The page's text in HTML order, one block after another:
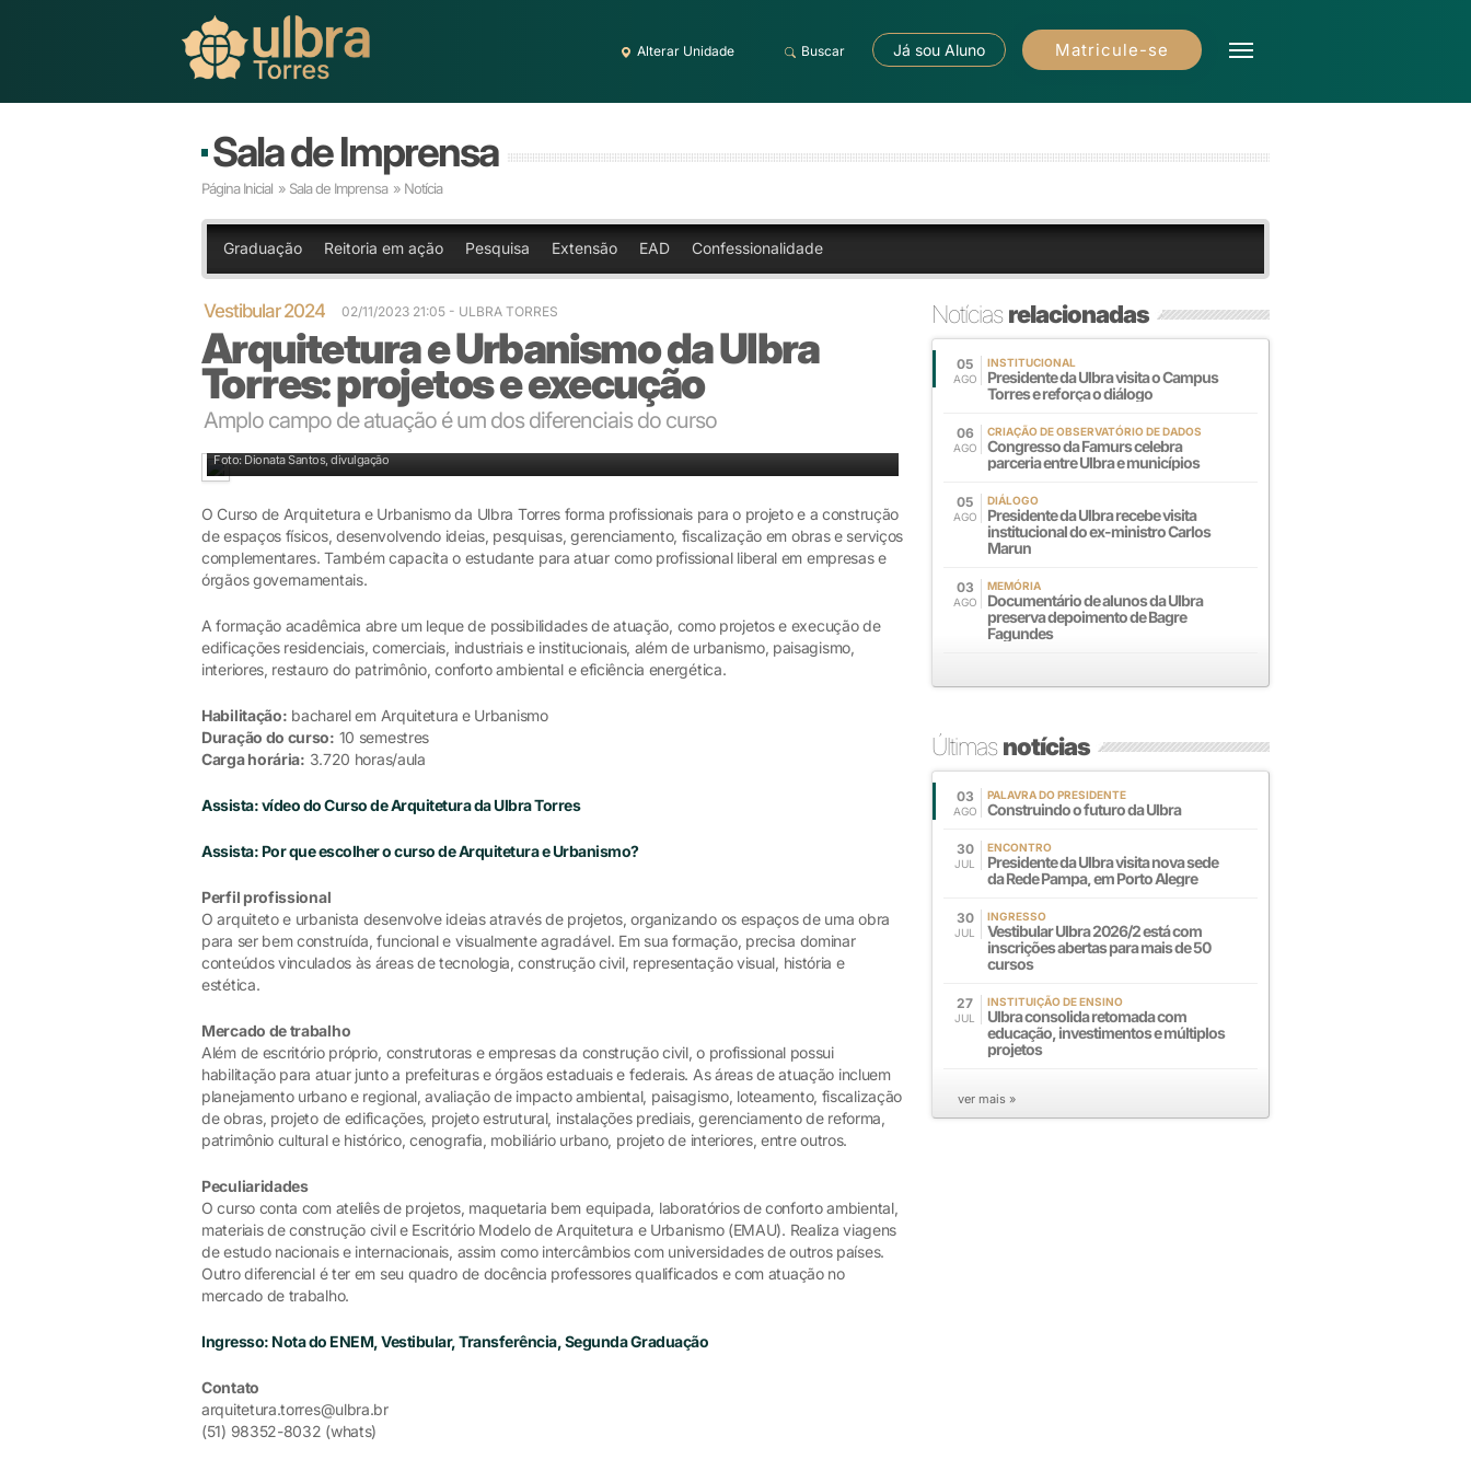
Alterar Unidade Buscar Já sou Aluno Matricule-se
Sala de Imprensa
Página Inicial » Sala de Imprensa » Notícia
Graduação Reitoria em ação Pesquisa Extensão EAD Confessionalidade
Vestibular 2024 02/11/2023 21:05 - ULBRA TORRES
Arquitetura e Urbanismo da Ulbra
Torres: projetos e execução
Amplo campo de atuação é um dos diferenciais do curso
Foto: Dionata Santos, divulgação
O Curso de Arquitetura e Urbanismo da Ulbra Torres forma profissionais para o projeto e a construção
de espaços físicos, desenvolvendo ideias, pesquisas, gerenciamento, fiscalização em obras e serviços
complementares. Também capacita o estudante para atuar como profissional liberal em empresas e
órgãos governamentais.
A formação acadêmica abre um leque de possibilidades de atuação, como projetos e execução de
edificações residenciais, comerciais, industriais e institucionais, além de urbanismo, paisagismo,
interiores, restauro do patrimônio, conforto ambiental e eficiência energética.
Habilitação: bacharel em Arquitetura e Urbanismo
Duração do curso: 10 semestres
Carga horária: 3.720 horas/aula
Assista: vídeo do Curso de Arquitetura da Ulbra Torres
Assista: Por que escolher o curso de Arquitetura e Urbanismo?
Perfil profissional
O arquiteto e urbanista desenvolve ideias através de projetos, organizando os espaços de uma obra
para ser bem construída, funcional e visualmente agradável. Em sua formação, precisa dominar
conteúdos vinculados às áreas de tecnologia, construção civil, representação visual, história e
estética.
Mercado de trabalho
Além de escritório próprio, construtoras e empresas da construção civil, o profissional possui
habilitação para atuar junto a prefeituras e órgãos estaduais e federais. As áreas de atuação incluem
planejamento urbano e regional, avaliação de impacto ambiental, paisagismo, loteamento, fiscalização
de obras, projeto de edificações, projeto estrutural, instalações prediais, gerenciamento de reforma,
patrimônio cultural e histórico, cenografia, mobiliário urbano, projeto de interiores, entre outros.
Peculiaridades
O curso conta com ateliês de projetos, maquetaria bem equipada, laboratórios de conforto ambiental,
materiais de construção civil e Escritório Modelo de Arquitetura e Urbanismo (EMAU). Realiza viagens
de estudo nacionais e internacionais, assim como intercâmbios com universidades de outros países.
Outro diferencial é ter em seu quadro de docência professores qualificados e com atuação no
mercado de trabalho.
Ingresso: Nota do ENEM, Vestibular, Transferência, Segunda Graduação
Contato
arquitetura.torres@ulbra.br
(51) 98352-8032 (whats)
Notíciasrelacionadas
05
AGO
INSTITUCIONAL
Presidente da Ulbra visita o Campus
Torres e reforça o diálogo
06
AGO
CRIAÇÃO DE OBSERVATÓRIO DE DADOS
Congresso da Famurs celebra
parceria entre Ulbra e municípios
05
AGO
DIÁLOGO
Presidente da Ulbra recebe visita
institucional do ex-ministro Carlos
Marun
03
AGO
MEMÓRIA
Documentário de alunos da Ulbra
preserva depoimento de Bagre
Fagundes
Últimasnotícias
03
AGO
PALAVRA DO PRESIDENTE
Construindo o futuro da Ulbra
30
JUL
ENCONTRO
Presidente da Ulbra visita nova sede
da Rede Pampa, em Porto Alegre
30
JUL
INGRESSO
Vestibular Ulbra 2026/2 está com
inscrições abertas para mais de 50
cursos
27
JUL
INSTITUIÇÃO DE ENSINO
Ulbra consolida retomada com
educação, investimentos e múltiplos
projetos
ver mais »